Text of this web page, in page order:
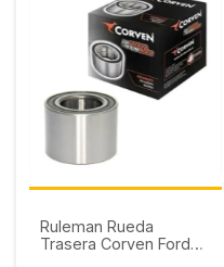
Ruleman Rueda
Trasera Corven Ford